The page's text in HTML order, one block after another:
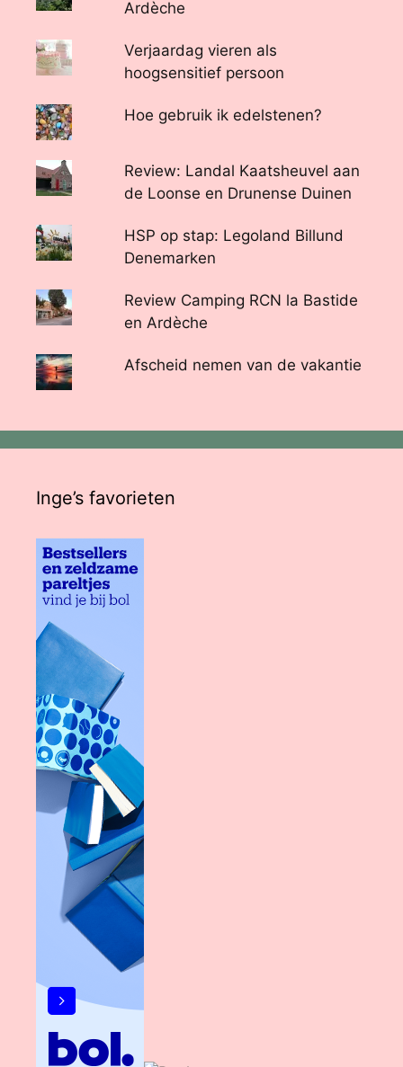
Ardèche
Verjaardag vieren als
hoogsensitief persoon
Hoe gebruik ik edelstenen?
Review: Landal Kaatsheuvel aan
de Loonse en Drunense Duinen
HSP op stap: Legoland Billund
Denemarken
Review Camping RCN la Bastide
en Ardèche
Afscheid nemen van de vakantie
Inge’s favorieten